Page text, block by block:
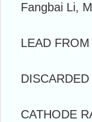
Fangbai Li,
LEAD
CATHODE